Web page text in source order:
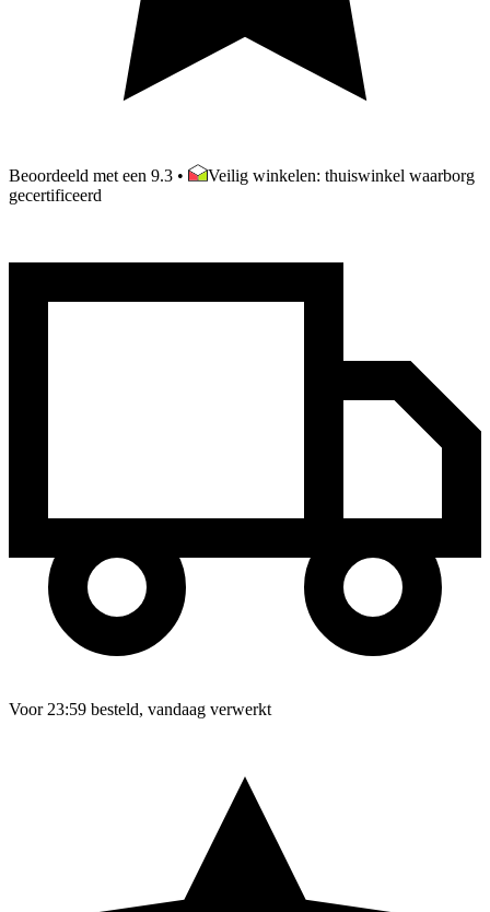
Beoordeeld met een 9.3 •
Veilig winkelen: thuiswinkel waarborg
gecertificeerd
Voor 23:59 besteld, vandaag verwerkt